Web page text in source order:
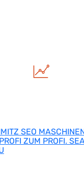
SEO
ZUM PROFI.